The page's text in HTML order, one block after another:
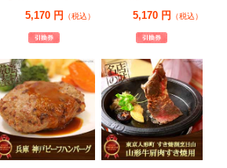
5,170 円 （税込） 5,170 円 （税込）